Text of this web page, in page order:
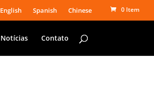
English Spanish Chinese 0 Item
Notícias Contato